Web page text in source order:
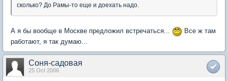
сколько? До Рамы-то еще и доехать надо.
А я бы вообще в Москве предложил встречаться...
Все ж там
работают, я так думаю...
Соня-садовая
25 Oct 2006